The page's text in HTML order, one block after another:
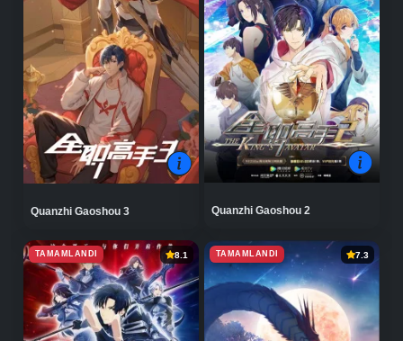
Quanzhi Gaoshou 3 Quanzhi Gaoshou 2
TAMAMLANDI 8.1 TAMAMLANDI 7.3